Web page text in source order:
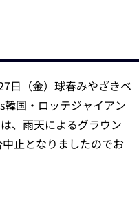
日（金）球春みやざきベ
国・ロッテジャイアン
、雨天によるグラウン
止となりましたのでお